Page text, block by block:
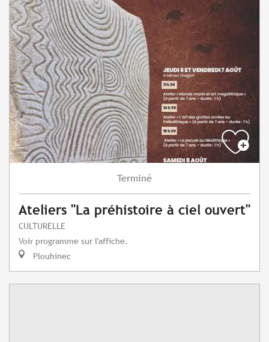
Terminé
Ateliers "La préhistoire à ciel ouvert"
CULTURELLE
Voir programme sur l'affiche.
Plouhinec